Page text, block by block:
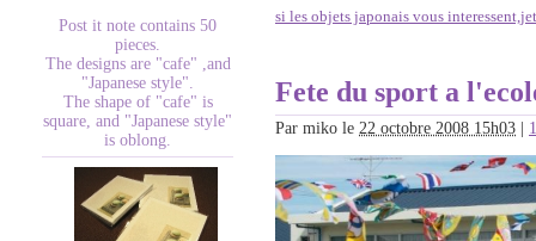
si les objets japonais vous
Fete du sport a
Par miko le 22 octobre 2008 15h03 |
Post it note contains 50
pieces.
The designs are "cafe" ,and
"Japanese style".
The shape of "cafe" is
square, and "Japanese style"
is oblong.